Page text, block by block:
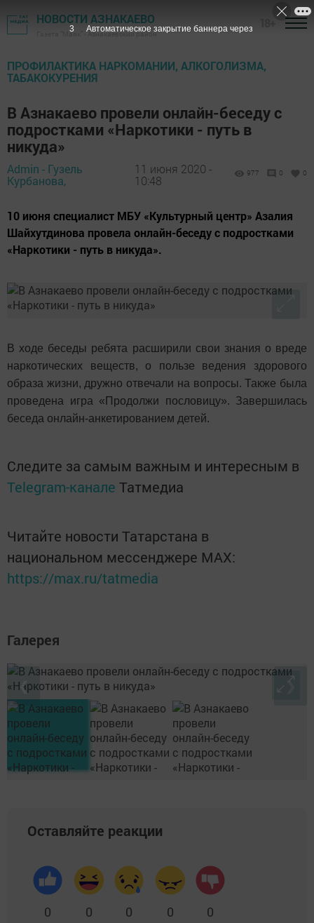
НОВОСТИ АЗНАКАЕВО
Газета "Маяк" - Азнакаевский район
ПРОФИЛАКТИКА НАРКОМАНИИ, АЛКОГОЛИЗМА,
ТАБАКОКУРЕНИЯ
В Азнакаево провели онлайн-беседу с
подростками «Наркотики - путь в
никуда»
Admin - Гузель
Курбанова,
11 июня 2020 -
10:48
977 0 0
10 июня специалист МБУ «Культурный центр» Азалия
Шайхутдинова провела онлайн-беседу с подростками
«Наркотики - путь в никуда».
В ходе беседы ребята расширили свои знания о вреде
наркотических веществ, о пользе ведения здорового
образа жизни, дружно отвечали на вопросы. Также была
проведена игра «Продолжи пословицу». Завершилась
беседа онлайн-анкетированием детей.
Следите за самым важным и интересным в
Telegram-канале Татмедиа
Читайте новости Татарстана в
национальном мессенджере MАХ:
https://max.ru/tatmedia
Галерея
❮ ❯
Оставляйте реакции
0 0 0 0 0
2 Автоматическое закрытие баннера через